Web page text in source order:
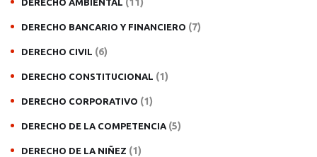
DERECHO BANCARIO Y FINANCIERO (7)
DERECHO CIVIL (6)
DERECHO CONSTITUCIONAL (1)
DERECHO CORPORATIVO (1)
DERECHO DE LA COMPETENCIA (5)
DERECHO DE LA NIÑEZ (1)